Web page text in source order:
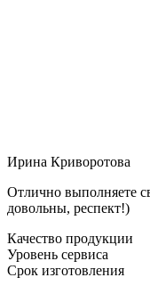
Ирина Криворотова
Отлично выполняете
довольны, респект!)
Качество продукции
Уровень сервиса
Срок изготовления